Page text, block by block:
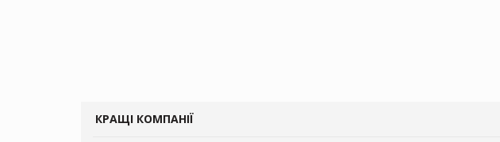
КРАЩІ КОМПАНІЇ